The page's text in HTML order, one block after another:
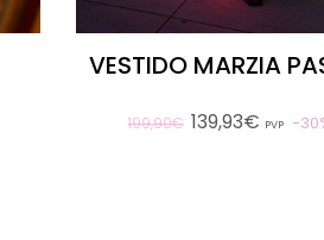
VESTIDO MARZIA
199,90€ 139,93€ PVP